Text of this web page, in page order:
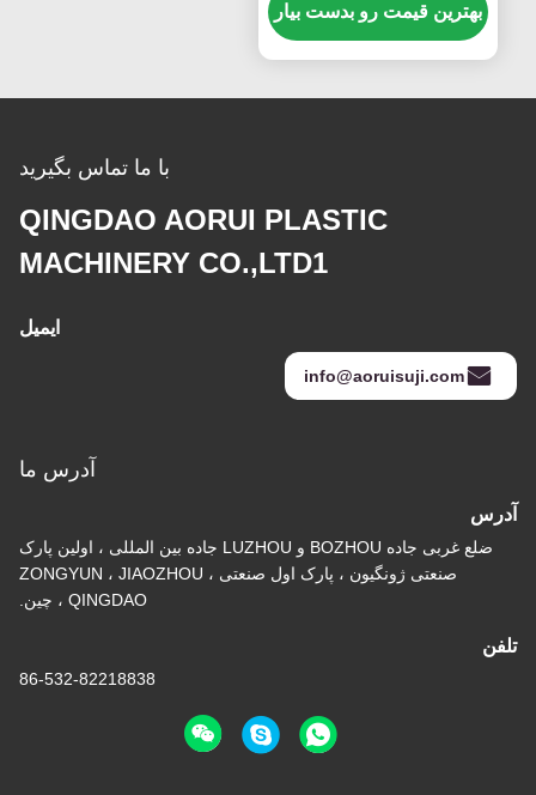
قابل تنظیم از 1 تا 30 میلی
متر
بهترین قیمت رو بدست بیار
با ما تماس بگیرید
QINGDAO AORUI PLASTIC
MACHINERY CO.,LTD1
ایمیل
info@aoruisuji.com
آدرس ما
آدرس
ضلع غربی جاده BOZHOU و LUZHOU جاده بین المللی ، اولین پارک
صنعتی ژونگیون ، پارک اول صنعتی ZONGYUN ، JIAOZHOU ،
QINGDAO ، چین.
تلفن
86-532-82218838